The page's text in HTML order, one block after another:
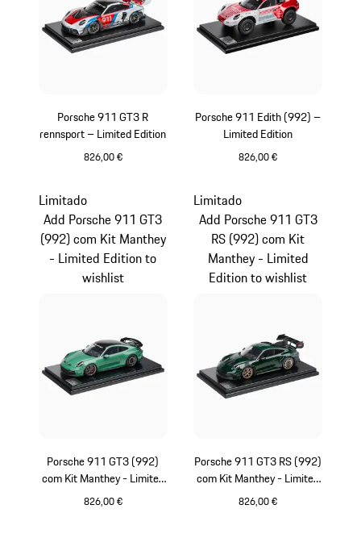
Porsche 911 GT3 R
rennsport – Limited Edition
826,00 €
Porsche 911 Edith (992) –
Limited Edition
826,00 €
Porsche 911 GT3 (992)
com Kit Manthey - Limited
Edition
826,00 €
Limitado
Add Porsche 911 GT3
(992) com Kit Manthey
- Limited Edition to
wishlist
Porsche 911 GT3 RS (992)
com Kit Manthey - Limited
Edition
826,00 €
Limitado
Add Porsche 911 GT3
RS (992) com Kit
Manthey - Limited
Edition to wishlist